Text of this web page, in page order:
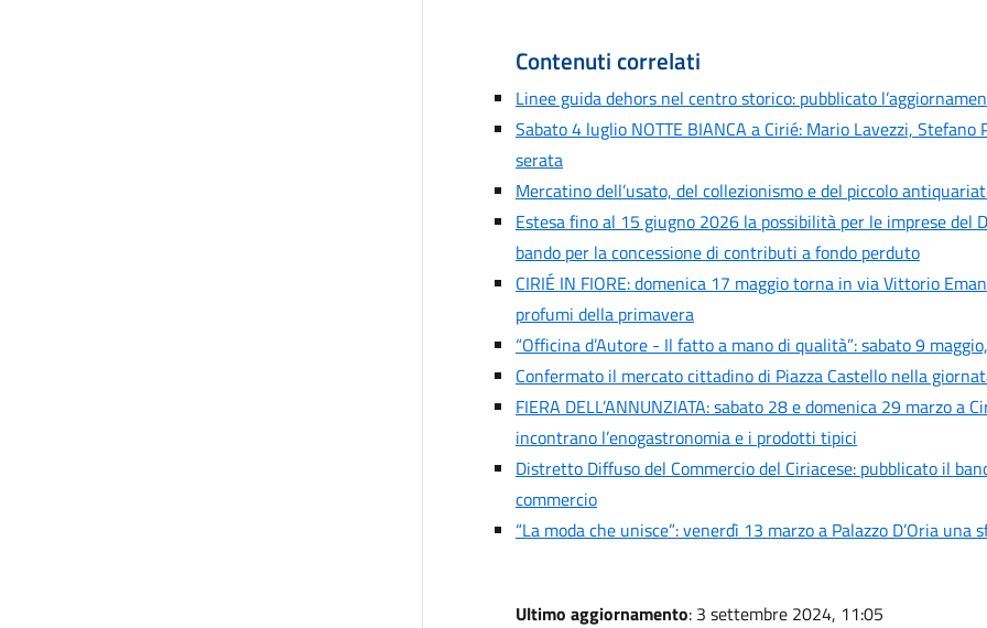
Contenuti correlati
Linee guida dehors nel centro storico: pubblicato
Sabato 4 luglio NOTTE BIANCA a Cirié: Mario Lavezzi,
serata
Mercatino dell’usato, del collezionismo e del piccolo
Estesa fino al 15 giugno 2026 la possibilità per le imprese del
bando per la concessione di contributi a fondo perduto
CIRIÉ IN FIORE: domenica 17 maggio torna in via Vittorio
profumi della primavera
“Officina d’Autore - Il fatto a mano di qualità”: sabato 9
Confermato il mercato cittadino di Piazza Castello nella
FIERA DELL’ANNUNZIATA: sabato 28 e domenica 29 marzo a
incontrano l’enogastronomia e i prodotti tipici
Distretto Diffuso del Commercio del Ciriacese: pubblicato il
commercio
“La moda che unisce”: venerdì 13 marzo a Palazzo D’Oria
Ultimo aggiornamento: 3 settembre 2024, 11:05